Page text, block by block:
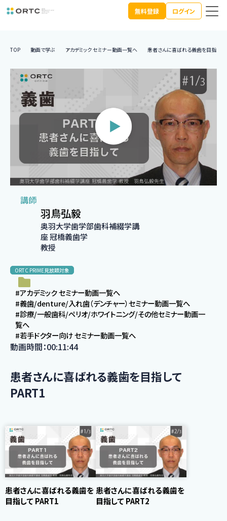
無料登録 ログイン
TOP 動画で学ぶ アカデミック セミナー動画一覧へ 患者さんに喜ばれる義歯を目指して
患者さんに喜ばれる義歯を目指して
PART1
講師
羽鳥弘毅
奥羽大学歯学部歯科補綴学講
座 冠橋義歯学
教授
ORTC PRIME見放題対象
#アカデミック セミナー動画一覧へ
#義歯/denture/入れ歯（デンチャー）セミナー動画一覧へ
#診療/一般歯科/ペリオ/ホワイトニング/その他セミナー動画一
覧へ
#若手ドクター向け セミナー動画一覧へ
動画時間：00:11:44
患者さんに喜ばれる義歯を
目指して PART1
患者さんに喜ばれる義歯を
目指して PART2